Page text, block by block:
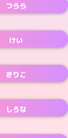
つらら
けい
きりこ
しろな